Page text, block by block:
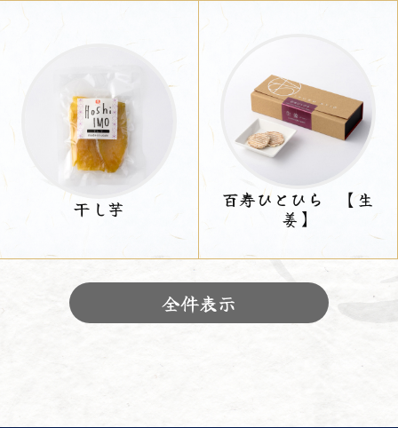
干し芋
百寿ひとひら 【生
姜】
全件表示